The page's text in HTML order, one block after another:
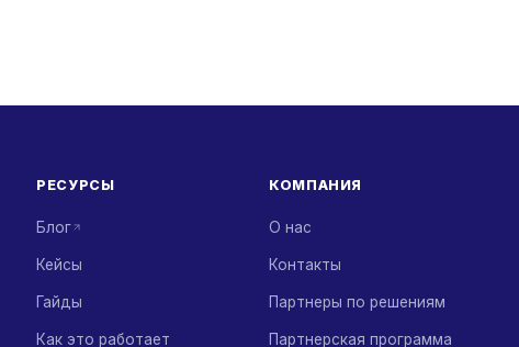
РЕСУРСЫ
Блог
Кейсы
Гайды
Как это работает
КОМПАНИЯ
О нас
Контакты
Партнеры по решениям
Партнерская программа